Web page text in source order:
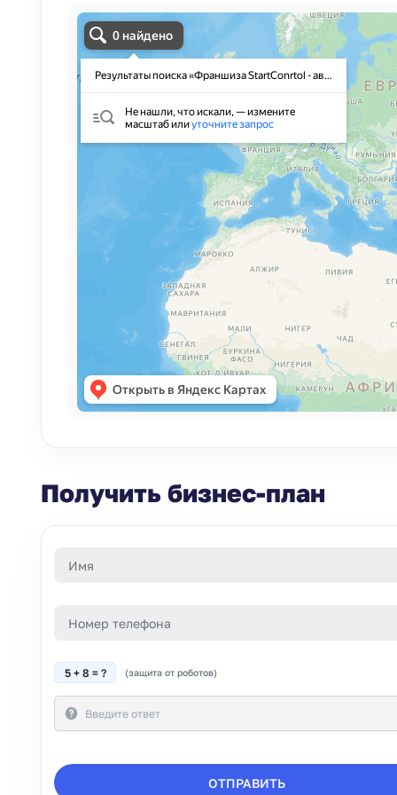
Получить бизнес-план
5 + 8 = ? (защита от роботов)
ОТПРАВИТЬ